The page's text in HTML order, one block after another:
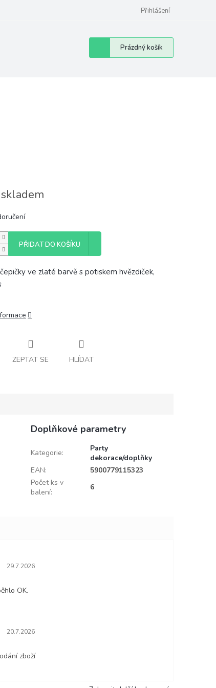
Přihlášení
Nákupní
košík
Prázdný košík
PŘIDAT DO KOŠÍKU
ve zlaté barvě s potiskem hvězdiček,
ZEPTAT SE HLÍDAT
Doplňkové parametry
Kategorie:
Party
dekorace/doplňky
EAN:
5900779115323
Počet ks v
balení:
6
Hodnocení obchodu je 5 z 5 hvězdiček.
29.7.2026
OK.
Hodnocení obchodu je 5 z 5 hvězdiček.
20.7.2026
zboží